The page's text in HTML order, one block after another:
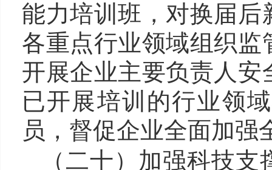
能力培训班，对换届
各重点行业领域组织
开展企业主要负责人
已开展培训的行业领
员，督促企业全面加强
（二十） 加强科技支